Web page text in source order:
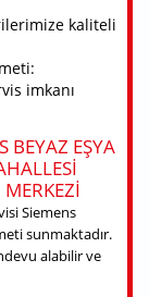
kaliteli
imkanı
BEYAZ EŞYA
Siemens
sunmaktadır.
alabilir ve